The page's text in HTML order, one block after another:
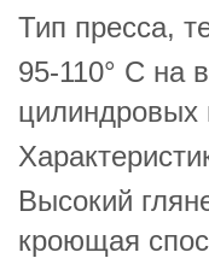
Тип пресса,
95-110° С на
Высокий
кроющая